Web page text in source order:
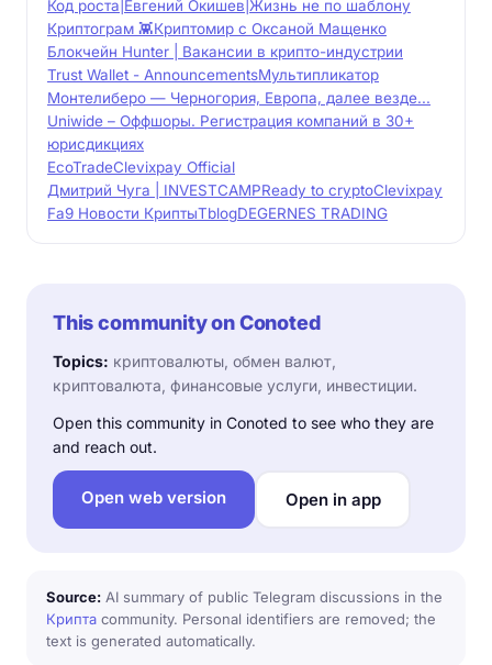
Код роста|Евгений Окишев|Жизнь не по шаблону
Криптограм 👾Криптомир с Оксаной Мащенко
Блокчейн Hunter | Вакансии в крипто-индустрии
Trust Wallet - AnnouncementsМультипликатор
Монтелиберо — Черногория, Европа, далее везде...
Uniwide – Оффшоры. Регистрация компаний в 30+
юрисдикциях
EcoTradeClevixpay Official
Дмитрий Чуга | INVESTCAMPReady to cryptoClevixpay
Fa9 Новости КриптыTblogDEGERNES TRADING
This community on Conoted
Topics: криптовалюты, обмен валют,
криптовалюта, финансовые услуги, инвестиции.
Open this community in Conoted to see who they are
and reach out.
Open web version Open in app
Source: AI summary of public Telegram discussions in the
Крипта community. Personal identifiers are removed; the
text is generated automatically.